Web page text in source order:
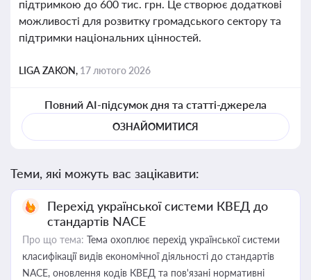
підтримкою до 600 тис. грн. Це створює додаткові
можливості для розвитку громадського сектору та
підтримки національних цінностей.
LIGA ZAKON, 17 лютого 2026
Повний AI-підсумок дня та статті-джерела
ОЗНАЙОМИТИСЯ
Теми, які можуть вас зацікавити:
Перехід української системи КВЕД до
стандартів NACE
Про що тема: Тема охоплює перехід української системи
класифікації видів економічної діяльності до стандартів
NACE, оновлення кодів КВЕД та пов'язані нормативні